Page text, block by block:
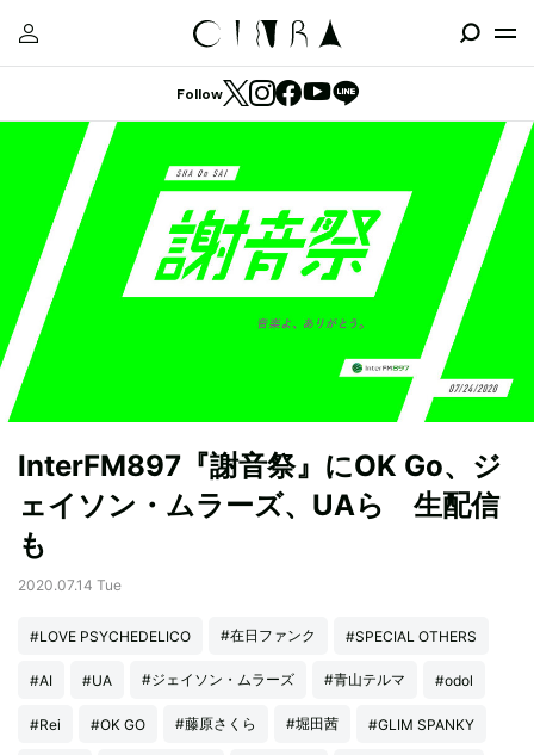
Follow
InterFM897『謝音祭』にOK Go、ジ
ェイソン・ムラーズ、UAら 生配信
も
2020.07.14 Tue
#LOVE PSYCHEDELICO #在日ファンク #SPECIAL OTHERS
#AI #UA #ジェイソン・ムラーズ #青山テルマ #odol
#Rei #OK GO #藤原さくら #堀田茜 #GLIM SPANKY